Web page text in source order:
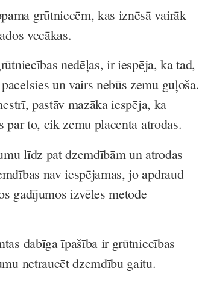
grūtniecēm, kas iznēsā vairāk
vecākas.
nedēļas, ir iespēja, ka tad,
un vairs nebūs zemu guļoša.
pastāv mazāka iespēja, ka
par to, cik zemu placenta atrodas.
līdz pat dzemdībām un atrodas
nav iespējamas, jo apdraud
gadījumos izvēles metode
dabīga īpašība ir grūtniecības
netraucēt dzemdību gaitu.